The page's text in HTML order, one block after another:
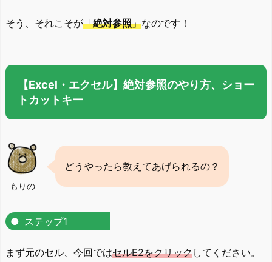
そう、それこそが「絶対参照」なのです！
【Excel・エクセル】絶対参照のやり方、ショー
トカットキー
もりの
どうやったら教えてあげられるの？
ステップ1
まず元のセル、今回ではセルE2をクリックしてください。